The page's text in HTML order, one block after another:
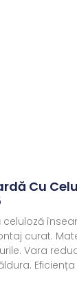
Cu
curat.
Vara